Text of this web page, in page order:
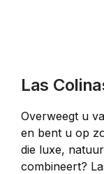
Las
Overweegt u
en bent u op
die luxe,
combineert?